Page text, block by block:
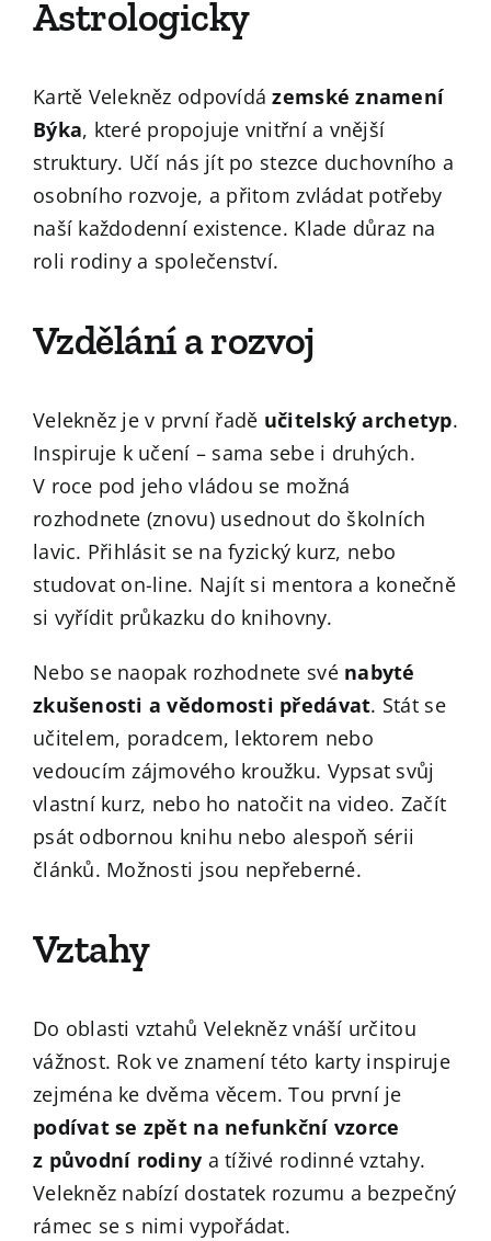
Astrologicky
Kartě Velekněz odpovídázemské znamení
Býka, které propojuje vnitřní a vnější
struktury. Učí nás jít po stezce duchovního a
osobního rozvoje, a přitom zvládat potřeby
naší každodenní existence. Klade důraz na
roli rodiny a společenství.
Vzdělání a rozvoj
Velekněz je v první řadě učitelský archetyp.
Inspiruje k učení – sama sebe i druhých.
V roce pod jeho vládou se možná
rozhodnete (znovu) usednout do školních
lavic. Přihlásit se na fyzický kurz, nebo
studovat on-line. Najít si mentora a konečně
si vyřídit průkazku do knihovny.
Nebo se naopak rozhodnete své nabyté
zkušenosti a vědomosti předávat. Stát se
učitelem, poradcem, lektorem nebo
vedoucím zájmového kroužku. Vypsat svůj
vlastní kurz, nebo ho natočit na video. Začít
psát odbornou knihu nebo alespoň sérii
článků. Možnosti jsou nepřeberné.
Vztahy
Do oblasti vztahů Velekněz vnáší určitou
vážnost. Rok ve znamení této karty inspiruje
zejména ke dvěma věcem. Tou první je
podívat se zpět na nefunkční vzorce
z původní rodiny a tíživé rodinné vztahy.
Velekněz nabízí dostatek rozumu a bezpečný
rámec se s nimi vypořádat.